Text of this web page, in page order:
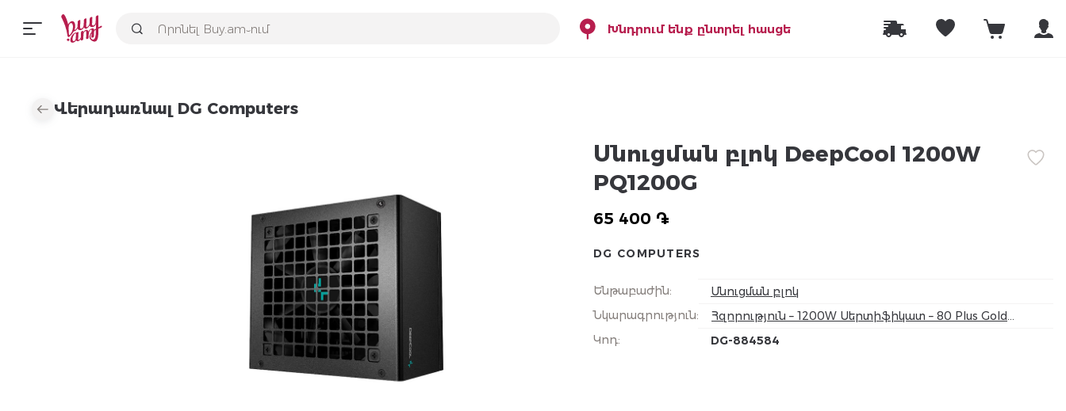
Խնդրում ենք ընտրել հասցե
Վերադառնալ DG Computers
Սնուցման բլոկ DeepCool 1200W
PQ1200G
65 400 ֏
DG COMPUTERS
Ենթաբաժին:
Սնուցման բլոկ
Նկարագրություն:
Հզորություն – 1200W Սերտիֆիկատ – 80 Plus Gold
Պրոցեսորի միակցիչների քանակը – 4+4 pin – 2 PCI-E-ի
Կոդ: DG-884584